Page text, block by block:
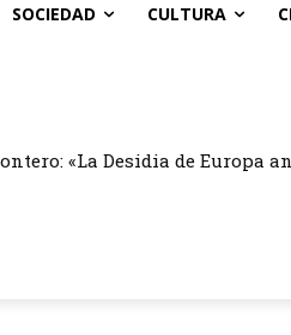
SOCIEDAD CULTURA
«La Desidia de Europa